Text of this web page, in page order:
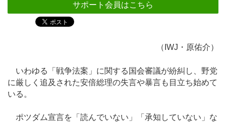
サポート会員はこちら
（IWJ・原佑介）
いわゆる「戦争法案」に関する国会審議が紛糾し、野党
に厳しく追及された安倍総理の失言や暴言も目立ち始めて
いる。
ポツダム宣言を「読んでいない」「承知していない」な